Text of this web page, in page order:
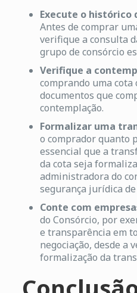
Execute o histórico
Antes de comprar
verifique a consulta
grupo de consórcio
Verifique a
comprando uma
documentos que
contemplação.
Formalizar uma
o comprador quanto
essencial que a
da cota seja
administradora do
segurança jurídica
Conte com
do Consórcio, por
e transparência em
negociação, desde a
formalização da